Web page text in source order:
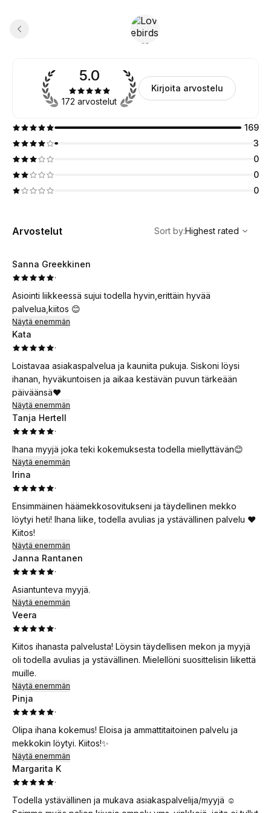
5.0
172 arvostelut
Kirjoita arvostelu
169
3
0
0
0
Arvostelut
Highest rated
Sort by:Highest rated
Sanna Greekkinen
·
Asiointi liikkeessä sujui todella hyvin,erittäin hyvää
palvelua,kiitos 😊
Näytä enemmän
Kata
·
Loistavaa asiakaspalvelua ja kauniita pukuja. Siskoni löysi
ihanan, hyväkuntoisen ja aikaa kestävän puvun tärkeään
päiväänsä❤️
Näytä enemmän
Tanja Hertell
·
Ihana myyjä joka teki kokemuksesta todella miellyttävän😊
Näytä enemmän
Irina
·
Ensimmäinen häämekkosovitukseni ja täydellinen mekko
löytyi heti! Ihana liike, todella avulias ja ystävällinen palvelu ❤️
Kiitos!
Näytä enemmän
Janna Rantanen
·
Asiantunteva myyjä.
Näytä enemmän
Veera
·
Kiitos ihanasta palvelusta! Löysin täydellisen mekon ja myyjä
oli todella avulias ja ystävällinen. Mielellöni suosittelisin liikettä
muille.
Näytä enemmän
Pinja
·
Olipa ihana kokemus! Eloisa ja ammattitaitoinen palvelu ja
mekkokin löytyi. Kiitos!✨
Näytä enemmän
Margarita K
·
Todella ystävällinen ja mukava asiakaspalvelija/myyjä ☺️